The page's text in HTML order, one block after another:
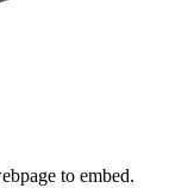
to embed.